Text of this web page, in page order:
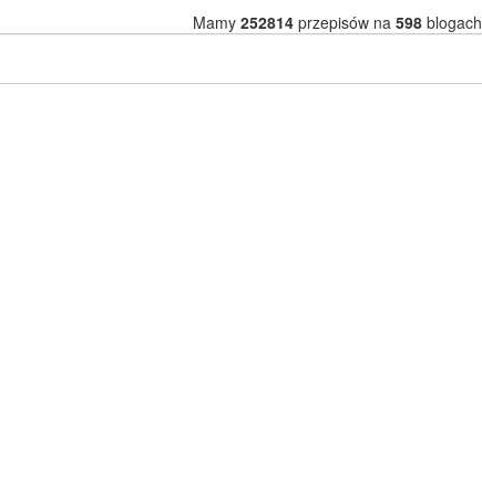
Mamy 252814przepisów na 598